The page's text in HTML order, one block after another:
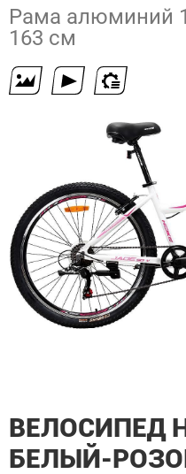
Рама алюминий
163 см
ВЕЛОСИПЕД
БЕЛЫЙ-